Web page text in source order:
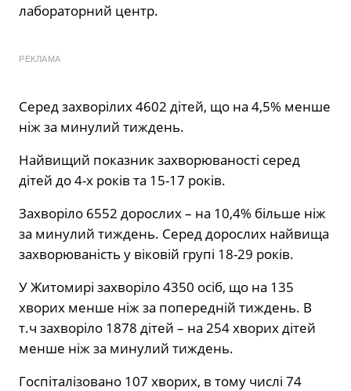
лабораторний центр.
РЕКЛАМА
Серед захворілих 4602 дітей, що на 4,5% менше
ніж за минулий тиждень.
Найвищий показник захворюваності серед
дітей до 4-х років та 15-17 років.
Захворіло 6552 дорослих – на 10,4% більше ніж
за минулий тиждень. Серед дорослих найвища
захворюваність у віковій групі 18-29 років.
У Житомирі захворіло 4350 осіб, що на 135
хворих менше ніж за попередній тиждень. В
т.ч захворіло 1878 дітей – на 254 хворих дітей
менше ніж за минулий тиждень.
Госпіталізовано 107 хворих, в тому числі 74